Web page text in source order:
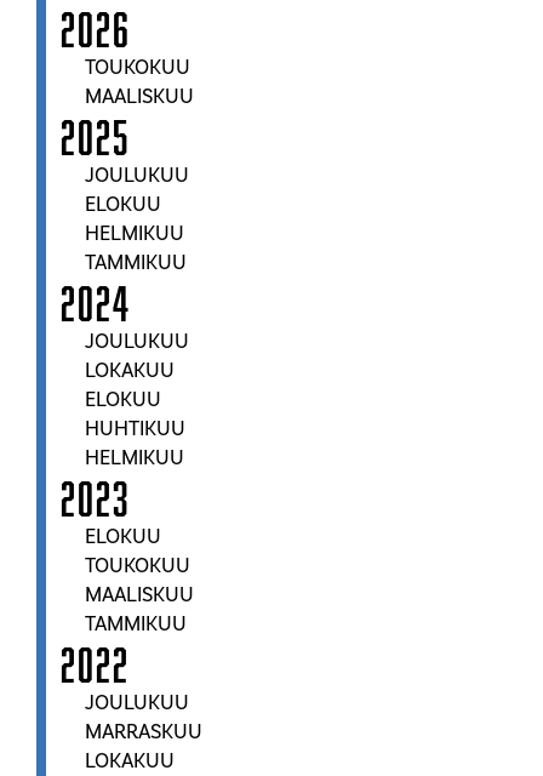
2026
TOUKOKUU
MAALISKUU
2025
JOULUKUU
ELOKUU
HELMIKUU
TAMMIKUU
2024
JOULUKUU
LOKAKUU
ELOKUU
HUHTIKUU
HELMIKUU
2023
ELOKUU
TOUKOKUU
MAALISKUU
TAMMIKUU
2022
JOULUKUU
MARRASKUU
LOKAKUU